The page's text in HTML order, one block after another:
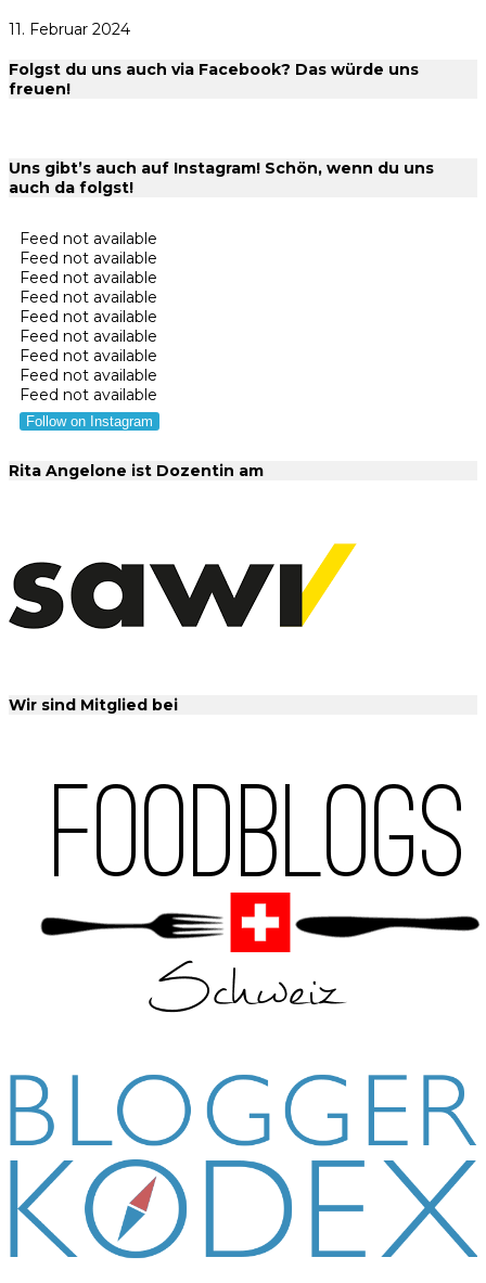
11. Februar 2024
Folgst du uns auch via Facebook? Das würde uns
freuen!
Uns gibt’s auch auf Instagram! Schön, wenn du uns
auch da folgst!
Feed not available
Feed not available
Feed not available
Feed not available
Feed not available
Feed not available
Feed not available
Feed not available
Feed not available
Follow on Instagram
Rita Angelone ist Dozentin am
Wir sind Mitglied bei